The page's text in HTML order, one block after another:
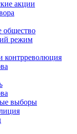
акции
общество
режим
контрреволюция
выборы